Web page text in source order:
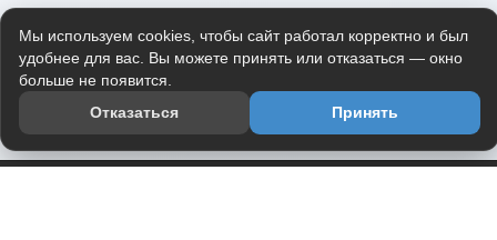
Мы используем cookies, чтобы сайт работал корректно и был
удобнее для вас. Вы можете принять или отказаться — окно
больше не появится.
Отказаться
Принять